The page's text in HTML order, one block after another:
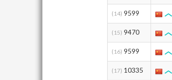
(14) 9599
(15) 9470
(16) 9599
(17) 10335